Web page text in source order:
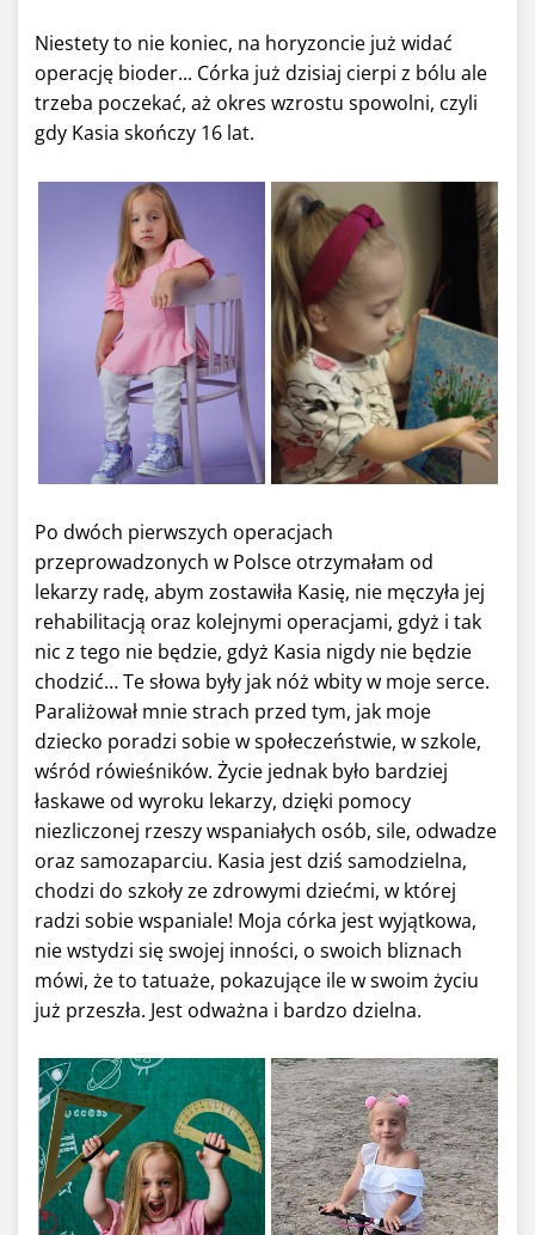
Niestety to nie koniec, na horyzoncie już widać
operację bioder... Córka już dzisiaj cierpi z bólu ale
trzeba poczekać, aż okres wzrostu spowolni, czyli
gdy Kasia skończy 16 lat.
Po dwóch pierwszych operacjach
przeprowadzonych w Polsce otrzymałam od
lekarzy radę, abym zostawiła Kasię, nie męczyła jej
rehabilitacją oraz kolejnymi operacjami, gdyż i tak
nic z tego nie będzie, gdyż Kasia nigdy nie będzie
chodzić… Te słowa były jak nóż wbity w moje serce.
Paraliżował mnie strach przed tym, jak moje
dziecko poradzi sobie w społeczeństwie, w szkole,
wśród rówieśników. Życie jednak było bardziej
łaskawe od wyroku lekarzy, dzięki pomocy
niezliczonej rzeszy wspaniałych osób, sile, odwadze
oraz samozaparciu. Kasia jest dziś samodzielna,
chodzi do szkoły ze zdrowymi dziećmi, w której
radzi sobie wspaniale! Moja córka jest wyjątkowa,
nie wstydzi się swojej inności, o swoich bliznach
mówi, że to tatuaże, pokazujące ile w swoim życiu
już przeszła. Jest odważna i bardzo dzielna.